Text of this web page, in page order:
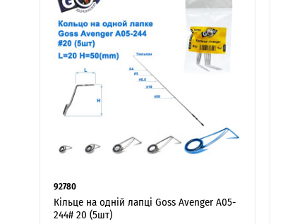
92780
Кільце на одній лапці Goss Avenger A05-
244# 20 (5шт)